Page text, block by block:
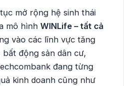
mở rộng hệ sinh thái
mô hìnhWINLife – tất cả
vào các lĩnh vực tăng
động sản dân cư,
đang từng
kinh doanh cũng như